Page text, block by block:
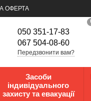
ОФЕРТА
050 351-17-83
067 504-08-60
Передзвонити вам?
Засоби
індивідуального
захисту та евакуації